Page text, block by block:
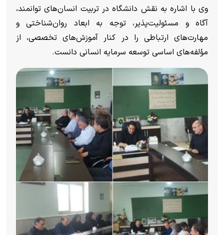
وی با اشاره به نقش دانشگاه در تربیت انسان‌های توانمند،
آگاه و مسئولیت‌پذیر، توجه به ابعاد روان‌شناختی و
مهارت‌های ارتباطی را در کنار آموزش‌های تخصصی، از
مؤلفه‌های اساسی توسعه سرمایه انسانی دانست.